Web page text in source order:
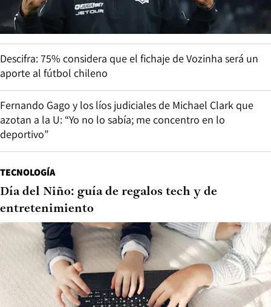
Descifra: 75% considera que el fichaje de Vozinha será un
aporte al fútbol chileno
Fernando Gago y los líos judiciales de Michael Clark que
azotan a la U: “Yo no lo sabía; me concentro en lo
deportivo”
TECNOLOGÍA
Día del Niño: guía de regalos tech y de
entretenimiento